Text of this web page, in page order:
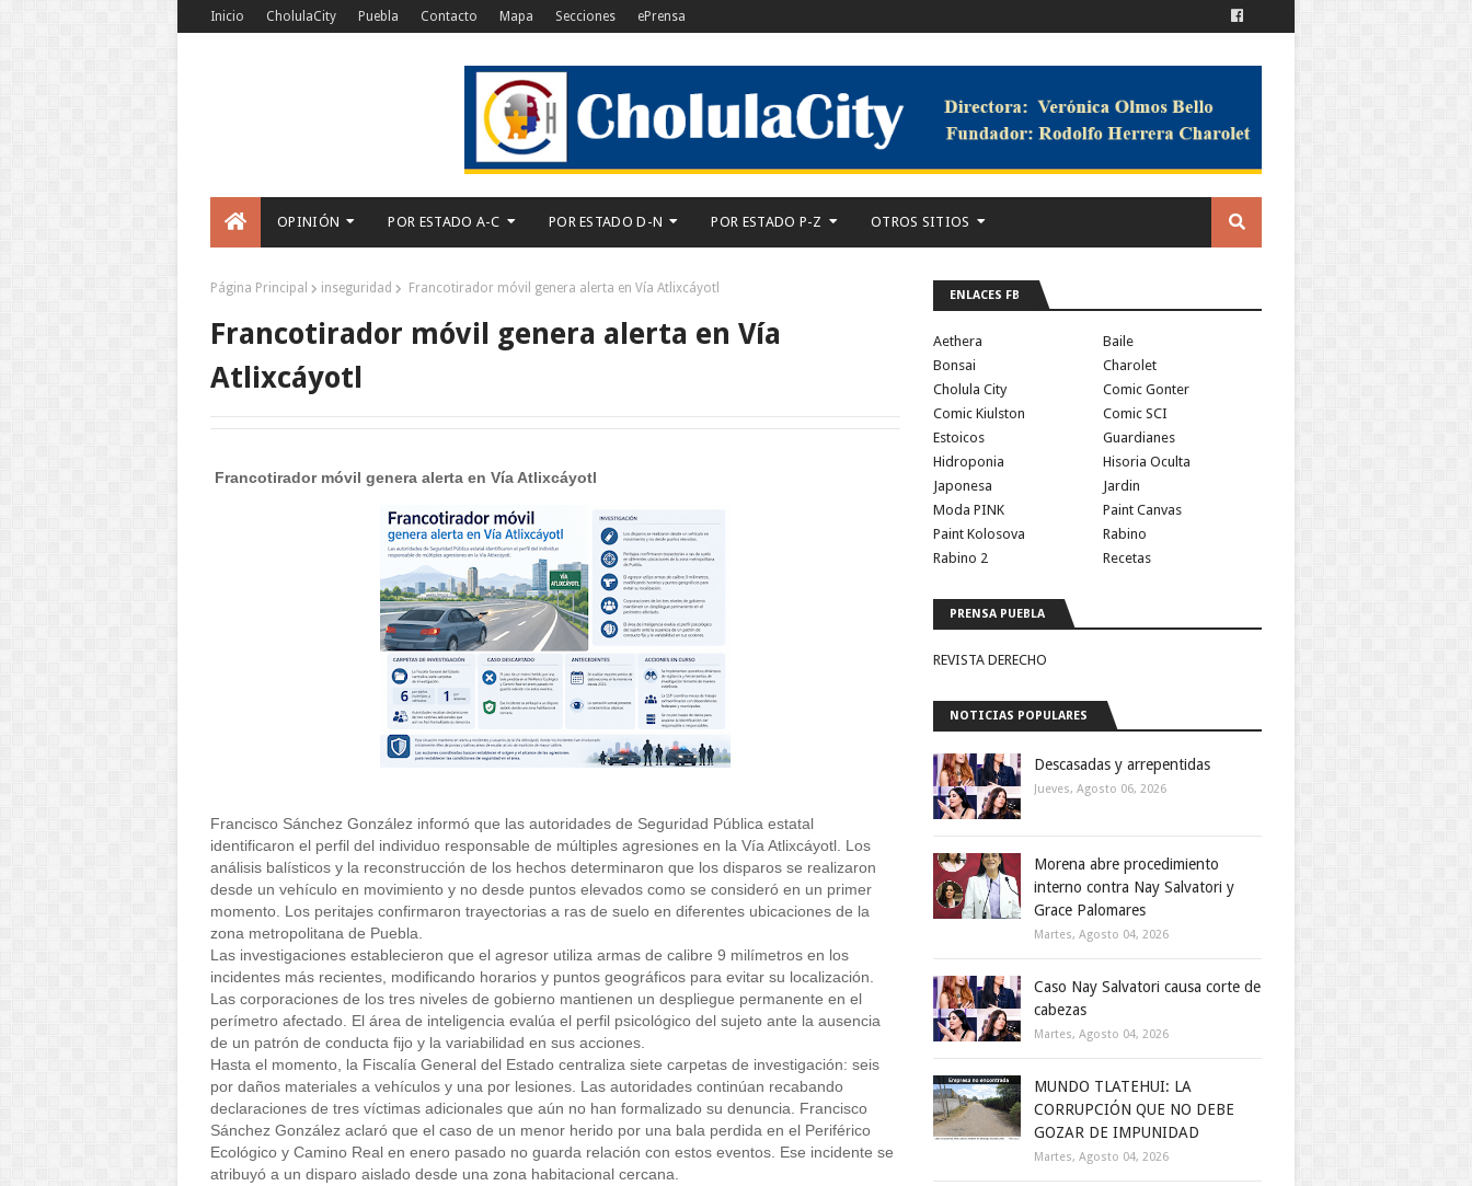
Inicio CholulaCity Puebla Contacto Mapa Secciones ePrensa
OPINIÓN POR ESTADO A-C POR ESTADO D-N POR ESTADO P-Z OTROS SITIOS
Página Principal inseguridad Francotirador móvil genera alerta en Vía Atlixcáyotl
Francotirador móvil genera alerta en Vía
Atlixcáyotl
Francotirador móvil genera alerta en Vía Atlixcáyotl
Francisco Sánchez González informó que las autoridades de Seguridad Pública estatal
identificaron el perfil del individuo responsable de múltiples agresiones en la Vía Atlixcáyotl. Los
análisis balísticos y la reconstrucción de los hechos determinaron que los disparos se realizaron
desde un vehículo en movimiento y no desde puntos elevados como se consideró en un primer
momento. Los peritajes confirmaron trayectorias a ras de suelo en diferentes ubicaciones de la
zona metropolitana de Puebla.
Las investigaciones establecieron que el agresor utiliza armas de calibre 9 milímetros en los
incidentes más recientes, modificando horarios y puntos geográficos para evitar su localización.
Las corporaciones de los tres niveles de gobierno mantienen un despliegue permanente en el
perímetro afectado. El área de inteligencia evalúa el perfil psicológico del sujeto ante la ausencia
de un patrón de conducta fijo y la variabilidad en sus acciones.
Hasta el momento, la Fiscalía General del Estado centraliza siete carpetas de investigación: seis
por daños materiales a vehículos y una por lesiones. Las autoridades continúan recabando
declaraciones de tres víctimas adicionales que aún no han formalizado su denuncia. Francisco
Sánchez González aclaró que el caso de un menor herido por una bala perdida en el Periférico
Ecológico y Camino Real en enero pasado no guarda relación con estos eventos. Ese incidente se
atribuyó a un disparo aislado desde una zona habitacional cercana.
ENLACES FB
Aethera
Baile
Bonsai
Charolet
Cholula City
Comic Gonter
Comic Kiulston
Comic SCI
Estoicos
Guardianes
Hidroponia
Hisoria Oculta
Japonesa
Jardin
Moda PINK
Paint Canvas
Paint Kolosova
Rabino
Rabino 2
Recetas
PRENSA PUEBLA
REVISTA DERECHO
NOTICIAS POPULARES
Descasadas y arrepentidas
Jueves, Agosto 06, 2026
Morena abre procedimiento
interno contra Nay Salvatori y
Grace Palomares
Martes, Agosto 04, 2026
Caso Nay Salvatori causa corte de
cabezas
Martes, Agosto 04, 2026
MUNDO TLATEHUI: LA
CORRUPCIÓN QUE NO DEBE
GOZAR DE IMPUNIDAD
Martes, Agosto 04, 2026